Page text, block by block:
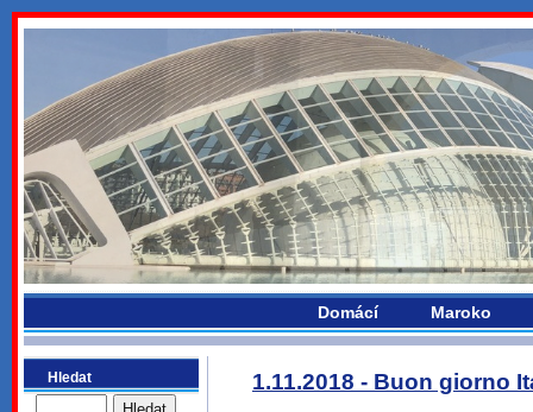
bydlikemevropou.com
Domácí Maroko
Hledat 1.11.2018 - Buon giorno